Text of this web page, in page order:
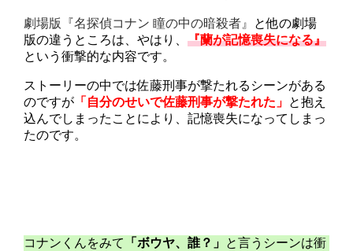
劇場版『名探偵コナン 瞳の中の暗殺者』 と他の劇場
版の違うところは、やはり、『蘭が記憶喪失になる』
という衝撃的な内容です。
ストーリーの中では佐藤刑事が撃たれるシーンがある
のですが 「自分のせいで佐藤刑事が撃たれた」 と抱え
込んでしまったことにより、記憶喪失になってしまっ
たのです。
コナンくんをみて 「ボウヤ、誰？」 と言うシーンは衝